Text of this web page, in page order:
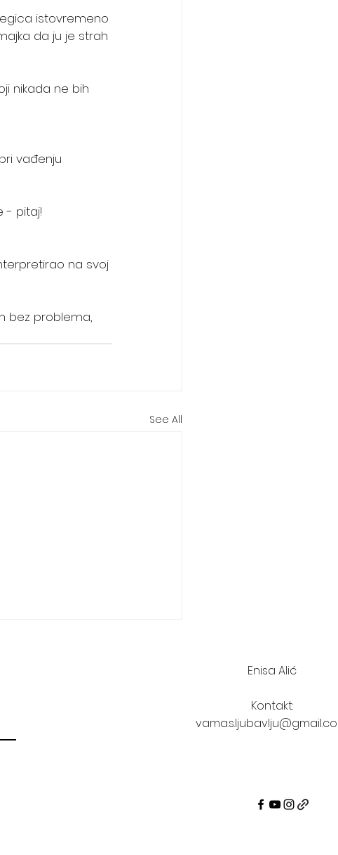
istovremeno
da ju je strah
nikada ne bih
vađenju
- pitaj!
na svoj
bez problema,
See All
Enisa Alić
Kontakt: